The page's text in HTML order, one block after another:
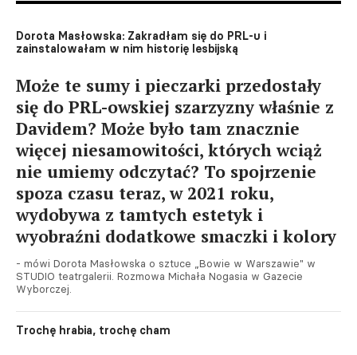
Dorota Masłowska: Zakradłam się do PRL-u i
zainstalowałam w nim historię lesbijską
Może te sumy i pieczarki przedostały
się do PRL-owskiej szarzyzny właśnie z
Davidem? Może było tam znacznie
więcej niesamowitości, których wciąż
nie umiemy odczytać? To spojrzenie
spoza czasu teraz, w 2021 roku,
wydobywa z tamtych estetyk i
wyobraźni dodatkowe smaczki i kolory
- mówi Dorota Masłowska o sztuce „Bowie w Warszawie" w
STUDIO teatrgalerii. Rozmowa Michała Nogasia w Gazecie
Wyborczej.
Trochę hrabia, trochę cham